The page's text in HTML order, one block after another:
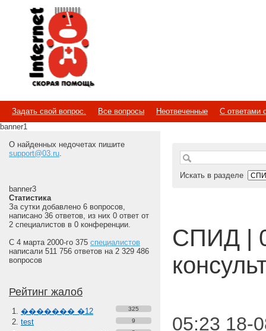
Internet
Скорая помощь
Задать свой вопрос. Все вопросы Неотвеченные
С ответами
banner1
О найденных недочетах пишите
support@03.ru.
banner3
Статистика
За сутки добавлено 6 вопросов,
написано 36 ответов, из них 0 ответ от
2 специалистов в 0 конференции.
С 4 марта 2000-го 375 специалистов
написали 511 756 ответов на 2 329 486
вопросов
Рейтинг жалоб
������� �12 325
test 9
Искать в разделе
СПИД |
05:23 18-